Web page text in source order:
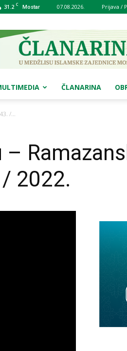
31.2 C Mostar 07.08.2026. Prijava /
ČLANARINA
/...
2022.